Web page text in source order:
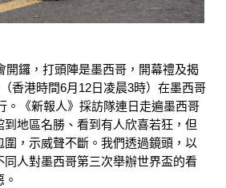
開鑼，打頭陣是墨西哥，開幕禮及揭
香港時間6月12日凌晨3時）在墨西哥
。《新報人》採訪隊連日走遍墨西哥
地區名勝、看到有人欣喜若狂，但
，示威聲不斷。我們透過鏡頭，以
同人對墨西哥第三次舉辦世界盃的看